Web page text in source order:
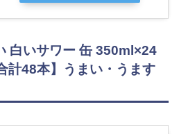
白いサワー 缶 350ml×24
計48本】うまい・うます